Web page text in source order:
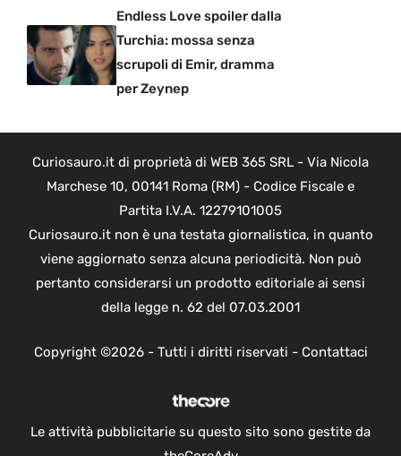
Endless Love spoiler dalla
Turchia: mossa senza
scrupoli di Emir, dramma
per Zeynep
Curiosauro.it di proprietà di WEB 365 SRL - Via Nicola
Marchese 10, 00141 Roma (RM) - Codice Fiscale e
Partita I.V.A. 12279101005
Curiosauro.it non è una testata giornalistica, in quanto
viene aggiornato senza alcuna periodicità. Non può
pertanto considerarsi un prodotto editoriale ai sensi
della legge n. 62 del 07.03.2001
Copyright ©2026 - Tutti i diritti riservati - Contattaci
Le attività pubblicitarie su questo sito sono gestite da